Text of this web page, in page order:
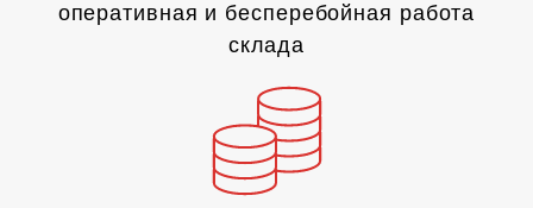
оперативная и бесперебойная работа
склада